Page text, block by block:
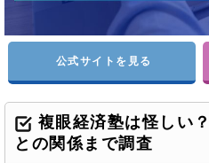
公式サイトを見る
複眼経済塾は怪しい
との関係まで調査